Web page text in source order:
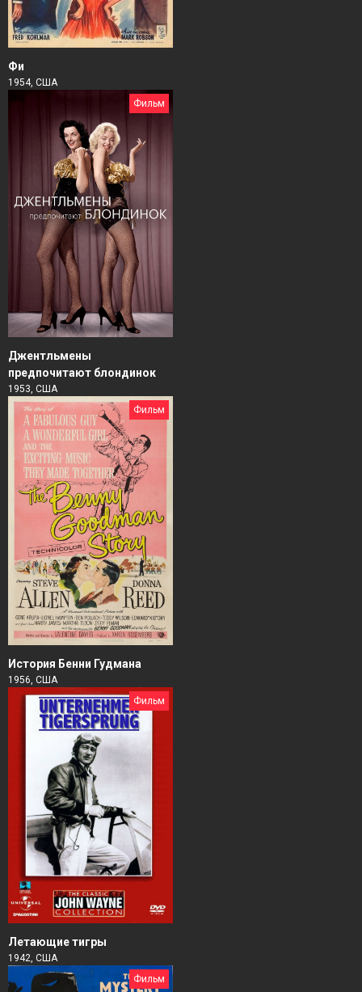
Фи
1954, США
Фильм
Джентльмены
предпочитают блондинок
1953, США
Фильм
История Бенни Гудмана
1956, США
Фильм
Летающие тигры
1942, США
Фильм